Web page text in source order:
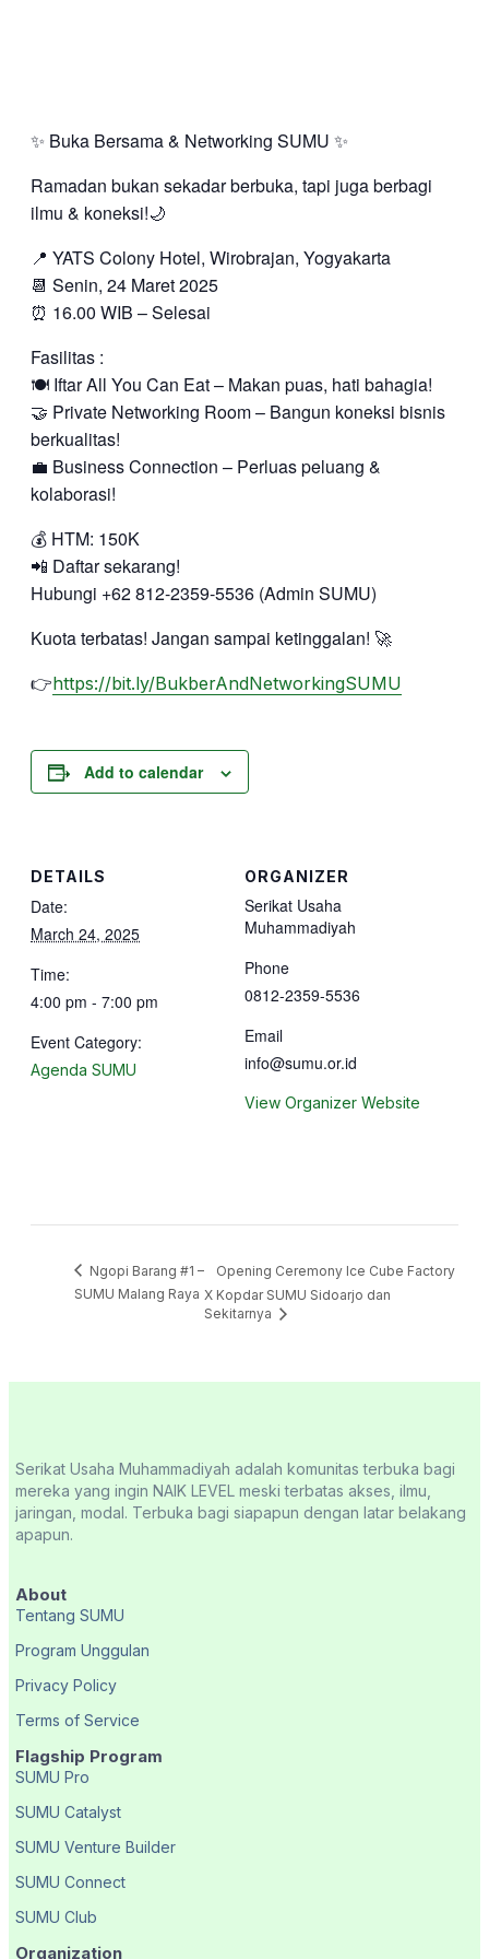
✨ Buka Bersama & Networking SUMU ✨
Ramadan bukan sekadar berbuka, tapi juga berbagi
ilmu & koneksi!🌙
📍 YATS Colony Hotel, Wirobrajan, Yogyakarta
📆 Senin, 24 Maret 2025
⏰ 16.00 WIB – Selesai
Fasilitas :
🍽 Iftar All You Can Eat – Makan puas, hati bahagia!
🤝 Private Networking Room – Bangun koneksi bisnis
berkualitas!
💼 Business Connection – Perluas peluang &
kolaborasi!
💰 HTM: 150K
📲 Daftar sekarang!
Hubungi +62 812-2359-5536 (Admin SUMU)
Kuota terbatas! Jangan sampai ketinggalan! 🚀
👉https://bit.ly/BukberAndNetworkingSUMU
Add to calendar
DETAILS
Date:
March 24, 2025
Time:
4:00 pm - 7:00 pm
Event Category:
Agenda SUMU
ORGANIZER
Serikat Usaha
Muhammadiyah
Phone
0812-2359-5536
Email
info@sumu.or.id
View Organizer Website
Ngopi Barang #1 –
SUMU Malang Raya
Opening Ceremony Ice Cube Factory
X Kopdar SUMU Sidoarjo dan
Sekitarnya
Serikat Usaha Muhammadiyah adalah komunitas terbuka bagi
mereka yang ingin NAIK LEVEL meski terbatas akses, ilmu,
jaringan, modal. Terbuka bagi siapapun dengan latar belakang
apapun.
About
Tentang SUMU
Program Unggulan
Privacy Policy
Terms of Service
Flagship Program
SUMU Pro
SUMU Catalyst
SUMU Venture Builder
SUMU Connect
SUMU Club
Organization